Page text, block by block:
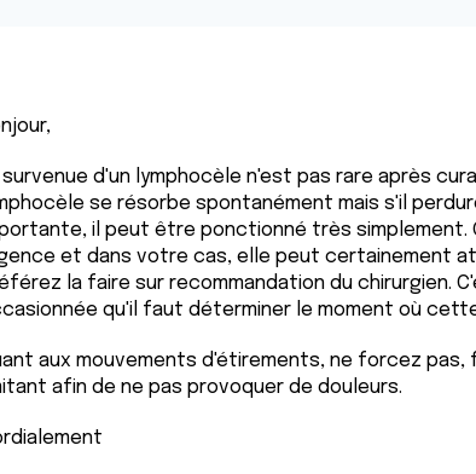
survenue d'un lymphocèle n'est pas rare après
se résorbe spontanément mais s'il
il peut être ponctionné très simplement.
et dans votre cas, elle peut certainement
la faire sur recommandation du chirurgien.
qu'il faut déterminer le moment où
aux mouvements d'étirements, ne forcez
afin de ne pas provoquer de douleurs.